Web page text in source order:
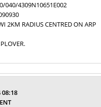
040/4309N10651E002
2KM RADIUS CENTRED ON ARP
08:18